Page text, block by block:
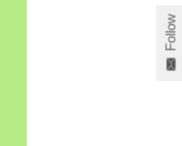
Follow